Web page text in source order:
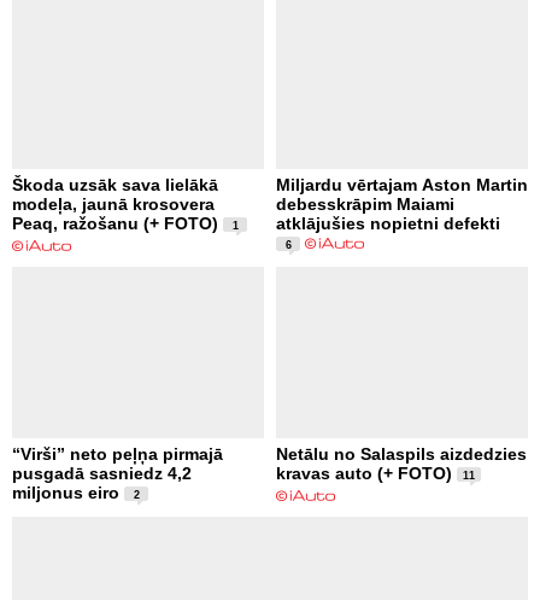
Škoda uzsāk sava lielākā
modeļa, jaunā krosovera
Peaq, ražošanu (+ FOTO)
1
Miljardu vērtajam Aston Martin
debesskrāpim Maiami
atklājušies nopietni defekti
6
“Virši” neto peļņa pirmajā
pusgadā sasniedz 4,2
miljonus eiro
2
Netālu no Salaspils aizdedzies
kravas auto (+ FOTO)
11